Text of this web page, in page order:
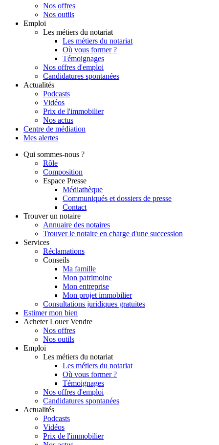
Nos offres
Nos outils
Emploi
Les métiers du notariat
Les métiers du notariat
Où vous former ?
Témoignages
Nos offres d'emploi
Candidatures spontanées
Actualités
Podcasts
Vidéos
Prix de l'immobilier
Nos actus
Centre de médiation
Mes alertes
Qui sommes-nous ?
Rôle
Composition
Espace Presse
Médiathèque
Communiqués et dossiers de presse
Contact
Trouver un notaire
Annuaire des notaires
Trouver le notaire en charge d'une succession
Services
Réclamations
Conseils
Ma famille
Mon patrimoine
Mon entreprise
Mon projet immobilier
Consultations juridiques gratuites
Estimer mon bien
Acheter Louer Vendre
Nos offres
Nos outils
Emploi
Les métiers du notariat
Les métiers du notariat
Où vous former ?
Témoignages
Nos offres d'emploi
Candidatures spontanées
Actualités
Podcasts
Vidéos
Prix de l'immobilier